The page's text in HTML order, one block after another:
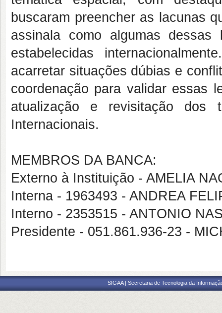
buscaram preencher as lacunas
assinala como algumas
estabelecidas
acarretar situações dúbias e
coordenação para validar essas
atualização e revisitação dos
Internacionais.
MEMBROS DA BANCA:
Externo à Instituição - AMELIA
Interna - 1963493 - ANDREA
Interno - 2353515 - ANTONIO
Presidente - 051.861.936-23 -
SIGAA | Secretaria de Tecnologia da